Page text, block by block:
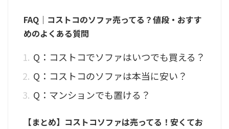
FAQ｜コストコのソファ売ってる？値段・おすす
めのよくある質問
Q：コストコでソファはいつでも買える？
Q：コストコのソファは本当に安い？
Q：マンションでも置ける？
【まとめ】コストコソファは売ってる！安くてお